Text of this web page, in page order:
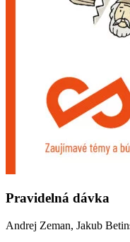
Pravidelná dávka
Andrej Zeman, Jakub